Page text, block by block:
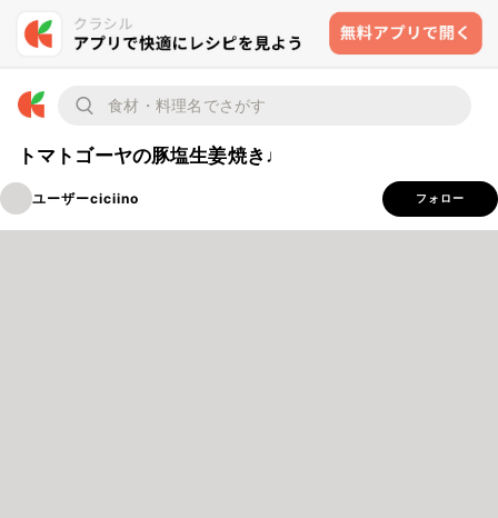
トマトゴーヤの豚塩生姜焼き♩
ユーザーciciino フォロー